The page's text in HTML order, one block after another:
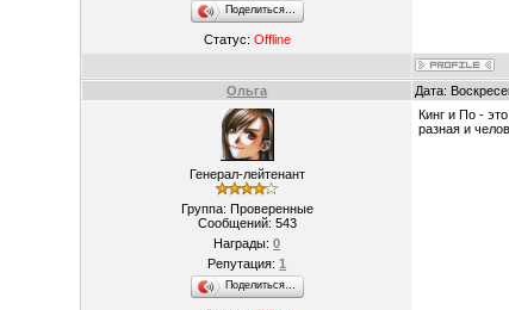
Поделиться…
Статус: Offline
Ольга Дата:
Генерал-лейтенант
Группа: Проверенные
Сообщений: 543
Награды:0
Репутация:1
Поделиться…
Кинг и По -
разная и